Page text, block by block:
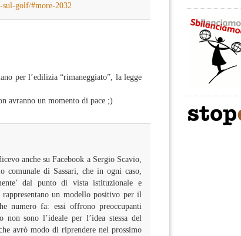
sul-golf/#more-2032
per l’edilizia “rimaneggiato”, la legge
avranno un momento di pace ;)
anche su Facebook a Sergio Scavio,
comunale di Sassari, che in ogni caso,
dal punto di vista istituzionale e
un modello positivo per il
numero fa: essi offrono preoccupanti
sono l’ideale per l’idea stessa del
avrò modo di riprendere nel prossimo